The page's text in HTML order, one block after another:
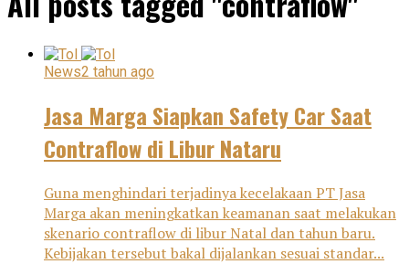
News2 tahun ago
Jasa Marga Siapkan Safety Car Saat
Contraflow di Libur Nataru
Guna menghindari terjadinya kecelakaan PT Jasa
Marga akan meningkatkan keamanan saat melakukan
skenario contraflow di libur Natal dan tahun baru.
Kebijakan tersebut bakal dijalankan sesuai standar...